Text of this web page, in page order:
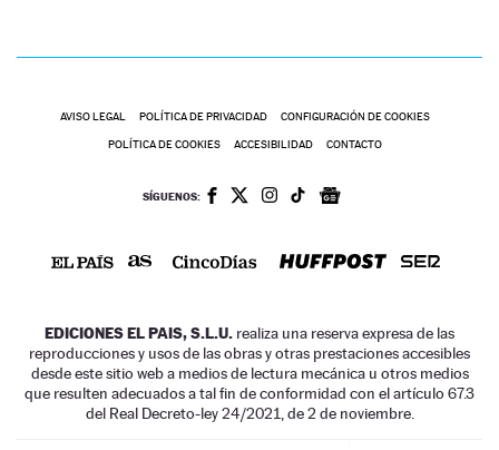
AVISO LEGAL POLÍTICA DE PRIVACIDAD CONFIGURACIÓN DE COOKIES
POLÍTICA DE COOKIES ACCESIBILIDAD CONTACTO
SÍGUENOS:
EDICIONES EL PAIS, S.L.U. realiza una reserva expresa de las
reproducciones y usos de las obras y otras prestaciones accesibles
desde este sitio web a medios de lectura mecánica u otros medios
que resulten adecuados a tal fin de conformidad con el artículo 67.3
del Real Decreto-ley 24/2021, de 2 de noviembre.